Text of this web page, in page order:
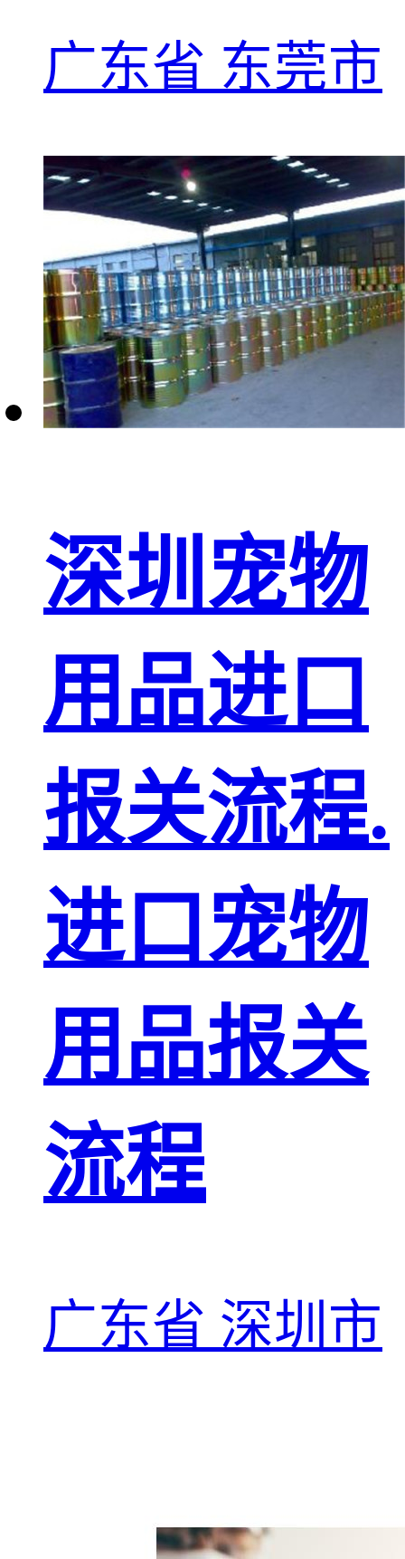
广东省 东莞市
深圳宠物
用品进口
报关流程.
进口宠物
用品报关
流程
广东省 深圳市